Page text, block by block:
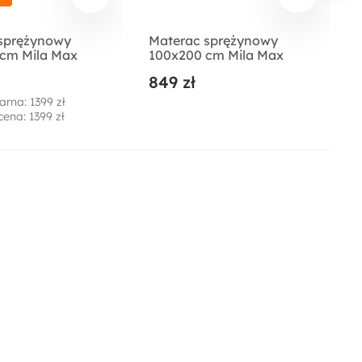
Mila Max
1399 zł
1399 zł
Materac sprężynowy
100x200 cm Mila Max
849 zł